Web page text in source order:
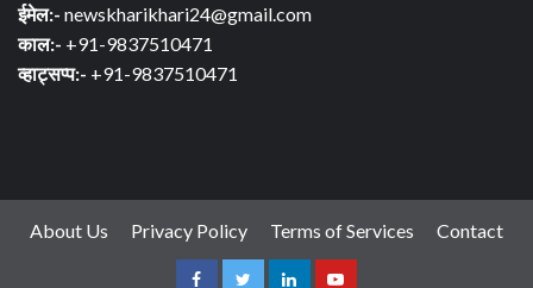
ईमेल:- newskharikhari24@gmail.com
काल:- +91-9837510471
व्हाट्सप्प:- +91-9837510471
About Us Privacy Policy Terms of Services Contact